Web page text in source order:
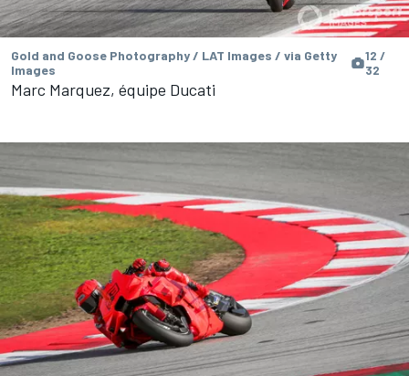
Gold and Goose Photography / LAT Images / via Getty
Images
12 /
32
Marc Marquez, équipe Ducati